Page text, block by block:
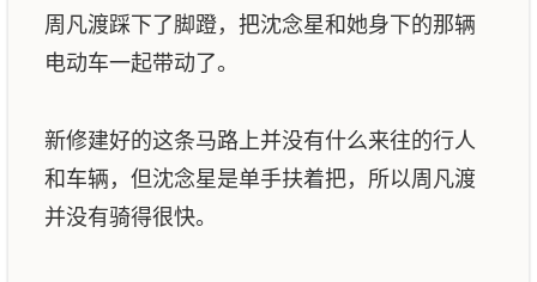
周凡渡踩下了脚蹬，把沈念星和她身下的那辆
电动车一起带动了。
新修建好的这条马路上并没有什么来往的行人
和车辆，但沈念星是单手扶着把，所以周凡渡
并没有骑得很快。